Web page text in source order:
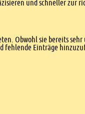
und schneller zur
Obwohl sie bereits
fehlende Einträge